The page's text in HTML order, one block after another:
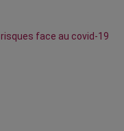
risques face au covid-19